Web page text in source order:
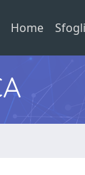
Home